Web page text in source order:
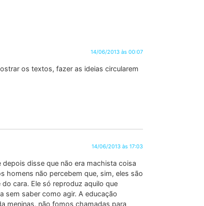
14/06/2013 às 00:07
os textos, fazer as ideias circularem
14/06/2013 às 17:03
disse que não era machista coisa
homens não percebem que, sim, eles são
cara. Ele só reproduz aquilo que
sem saber como agir. A educação
meninas, não fomos chamadas para